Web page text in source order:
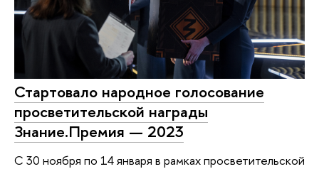
Стартовало народное голосование
просветительской награды
Знание.Премия — 2023
С 30 ноября по 14 января в рамках просветительской